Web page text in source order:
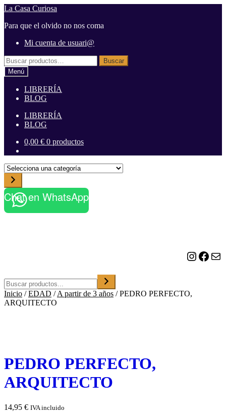
Ir
la
Ir
contenido
La Casa Curiosa
Para que el olvido no nos coma
Mi cuenta de usuari@
Buscar
por:
Buscar
Menú
LIBRERÍA
BLOG
LIBRERÍA
BLOG
0,00 € 0 productos
S
l
e
c
c
c
a
t
a
Chat en WhatsApp
Instagram Facebook Correo electrónico
Buscar
Inicio /EDAD /A partir de 3 años /PEDRO PERFECTO,
ARQUITECTO
PEDRO PERFECTO,
ARQUITECTO
14,95 € IVA incluido